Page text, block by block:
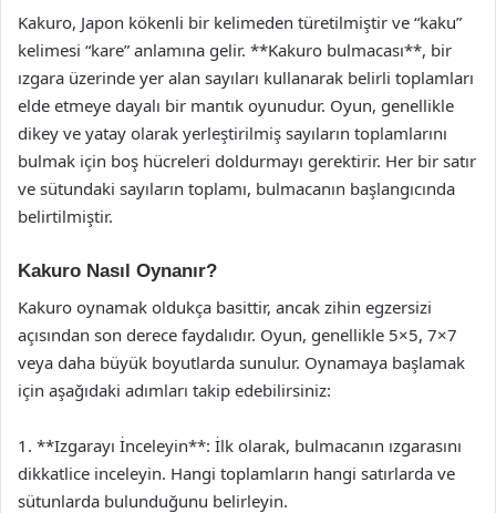
Kakuro, Japon kökenli bir kelimeden türetilmiştir ve “kaku”
kelimesi “kare” anlamına gelir. **Kakuro bulmacası**, bir
ızgara üzerinde yer alan sayıları kullanarak belirli toplamları
elde etmeye dayalı bir mantık oyunudur. Oyun, genellikle
dikey ve yatay olarak yerleştirilmiş sayıların toplamlarını
bulmak için boş hücreleri doldurmayı gerektirir. Her bir satır
ve sütundaki sayıların toplamı, bulmacanın başlangıcında
belirtilmiştir.
Kakuro Nasıl Oynanır?
Kakuro oynamak oldukça basittir, ancak zihin egzersizi
açısından son derece faydalıdır. Oyun, genellikle 5×5, 7×7
veya daha büyük boyutlarda sunulur. Oynamaya başlamak
için aşağıdaki adımları takip edebilirsiniz:
1. **Izgarayı İnceleyin**: İlk olarak, bulmacanın ızgarasını
dikkatlice inceleyin. Hangi toplamların hangi satırlarda ve
sütunlarda bulunduğunu belirleyin.